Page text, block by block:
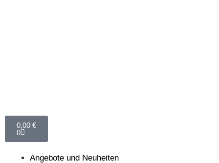
0,00 €
0
Angebote und Neuheiten